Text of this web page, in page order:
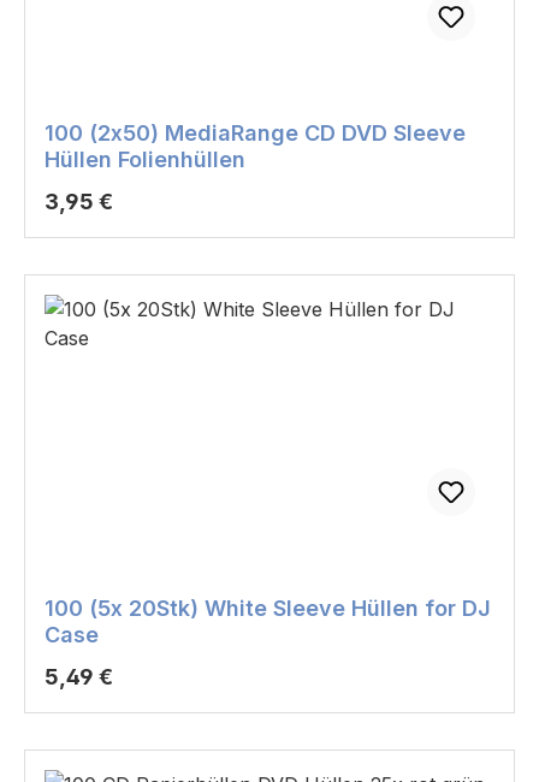
100 (2x50) MediaRange CD DVD Sleeve
Hüllen Folienhüllen
Regulärer Preis:
3,95 €
100 (5x 20Stk) White Sleeve Hüllen for DJ
Case
Regulärer Preis:
5,49 €